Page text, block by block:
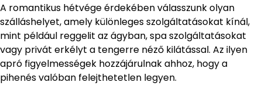
A romantikus hétvége érdekében válasszunk olyan
szálláshelyet, amely különleges szolgáltatásokat kínál,
mint például reggelit az ágyban, spa szolgáltatásokat
vagy privát erkélyt a tengerre néző kilátással. Az ilyen
apró figyelmességek hozzájárulnak ahhoz, hogy a
pihenés valóban felejthetetlen legyen.